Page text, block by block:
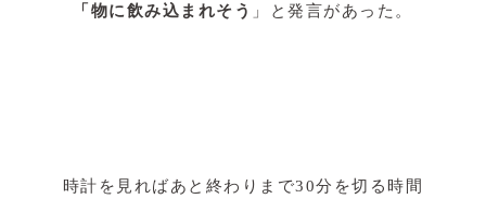
「物に飲み込まれそう 」と発言があった。
時計を見ればあと終わりまで30分を切る時間